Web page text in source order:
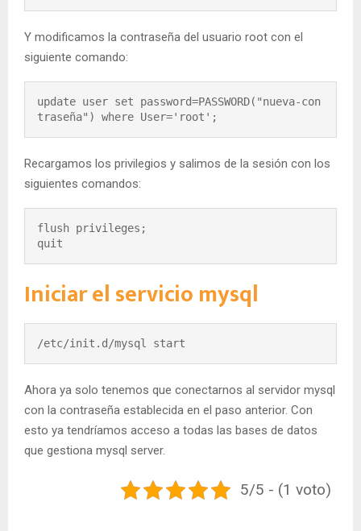
Y modificamos la contraseña del usuario root con el
siguiente comando:
update user set password=PASSWORD("nueva-con
traseña") where User='root';
Recargamos los privilegios y salimos de la sesión con los
siguientes comandos:
flush privileges;
quit
Iniciar el servicio mysql
/etc/init.d/mysql start
Ahora ya solo tenemos que conectarnos al servidor mysql
con la contraseña establecida en el paso anterior. Con
esto ya tendríamos acceso a todas las bases de datos
que gestiona mysql server.
5/5 - (1 voto)